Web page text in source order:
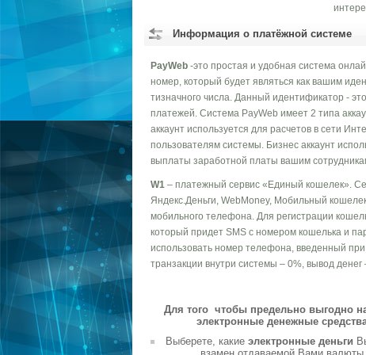
Информация о платёжной системе
PayWeb -это простая и удобная система
номер, который будет являться как вашим
тизначного числа. Данный идентификатор -
платежей. Система PayWeb имеет 2 типа
аккаунт используется для расчетов в сети
пользователям системы. Бизнес аккаунт
выплаты заработной платы вашим
W1 – платежный сервис «Единый кошелек».
Яндекс.Деньги, WebMoney, Мобильный
мобильного телефона. Для регистрации
который придет SMS с номером кошелька и
использовать номер телефона, введенный
транзакции внутри системы – 0%, вывод денег
Для того чтобы предельно выгодно
электронные денежные
Выберете, какие электронные деньги